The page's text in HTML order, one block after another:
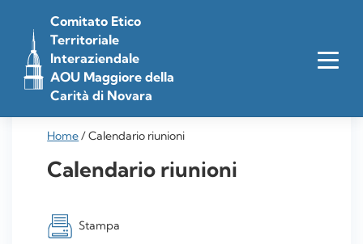
contenuto
Comitato Etico
Territoriale
Interaziendale
AOU Maggiore della
Carità di Novara
Home/Calendario riunioni
Calendario riunioni
Stampa